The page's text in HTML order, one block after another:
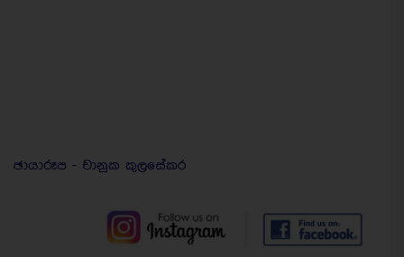
ඡායාරූප - චානුක කුලසේකර